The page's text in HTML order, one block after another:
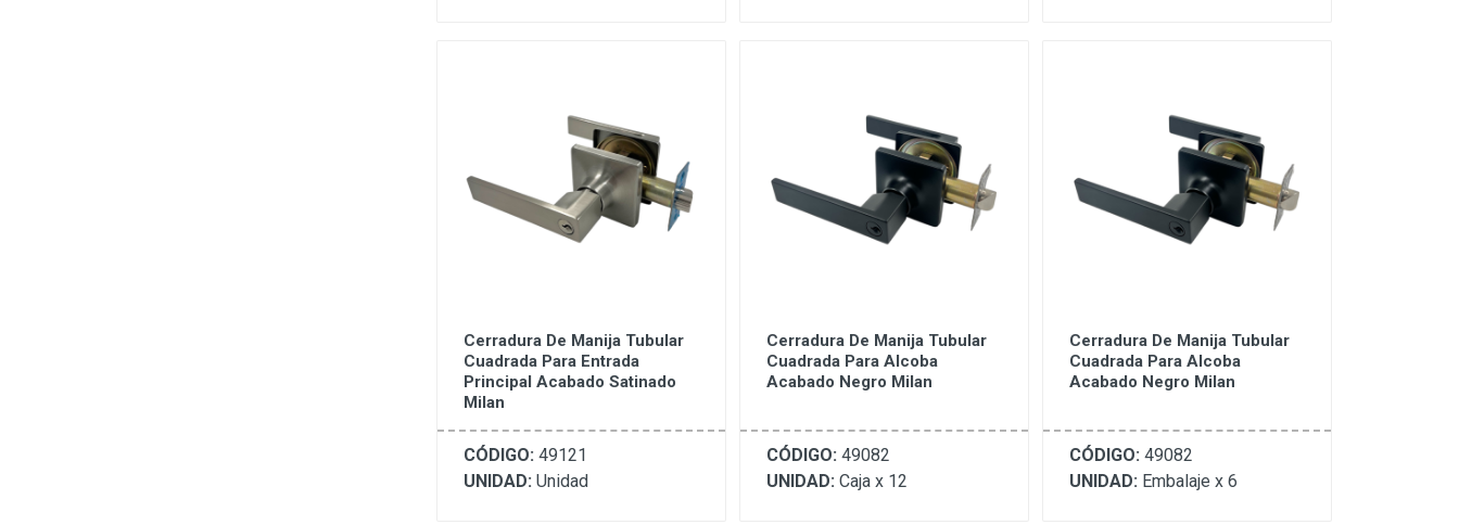
Cerradura De Manija Tubular
Cuadrada Para Entrada
Principal Acabado Satinado
Milan
CÓDIGO: 49121
UNIDAD: Unidad
Cerradura De Manija Tubular
Cuadrada Para Alcoba
Acabado Negro Milan
CÓDIGO: 49082
UNIDAD: Caja x 12
Cerradura De Manija Tubular
Cuadrada Para Alcoba
Acabado Negro Milan
CÓDIGO: 49082
UNIDAD: Embalaje x 6